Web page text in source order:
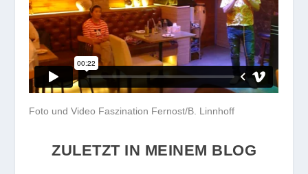
Foto und Video Faszination Fernost/B. Linnhoff
ZULETZT IN MEINEM BLOG